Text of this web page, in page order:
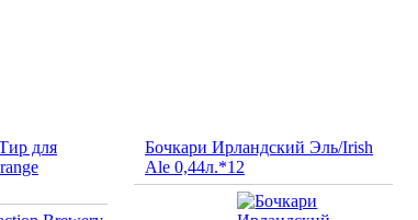
для
Бочкари Ирландский Эль/Irish
Ale 0,44л.*12